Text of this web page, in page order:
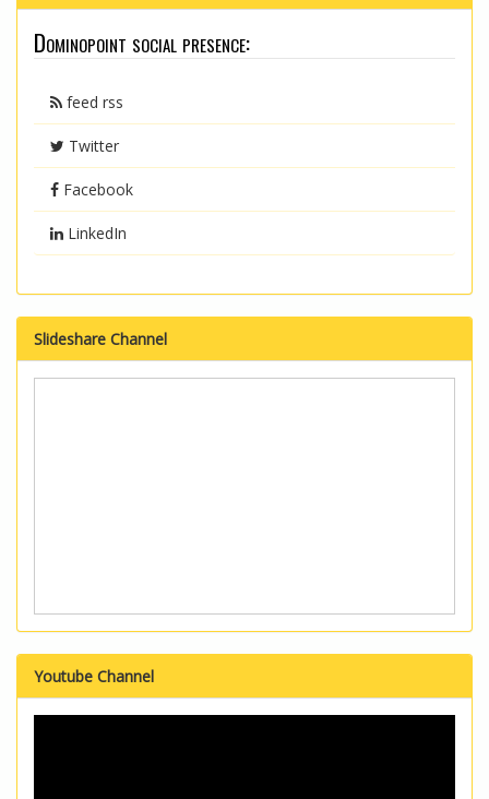
Dominopoint social presence:
feed rss
Twitter
Facebook
LinkedIn
Slideshare Channel
Youtube Channel